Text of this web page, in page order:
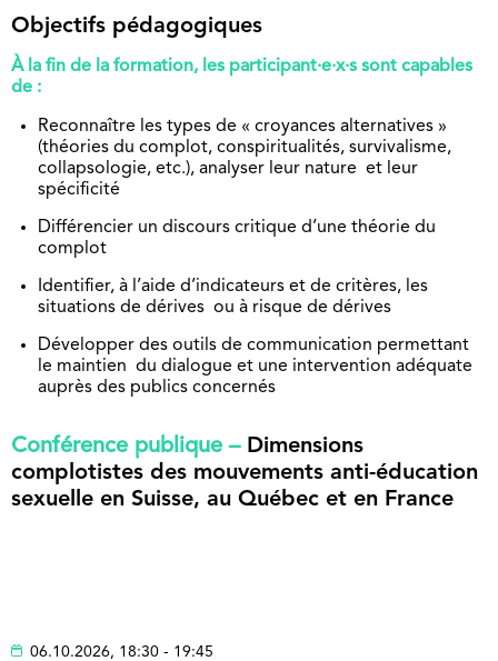
Objectifs pédagogiques
À la fin de la formation, les participant·e·x·s sont capables
de :
Reconnaître les types de « croyances alternatives »
(théories du complot, conspiritualités, survivalisme,
collapsologie, etc.), analyser leur nature et leur
spécificité
Différencier un discours critique d’une théorie du
complot
Identifier, à l’aide d’indicateurs et de critères, les
situations de dérives ou à risque de dérives
Développer des outils de communication permettant
le maintien du dialogue et une intervention adéquate
auprès des publics concernés
Conférence publique – Dimensions
complotistes des mouvements anti-éducation
sexuelle en Suisse, au Québec et en France
06.10.2026, 18:30 - 19:45